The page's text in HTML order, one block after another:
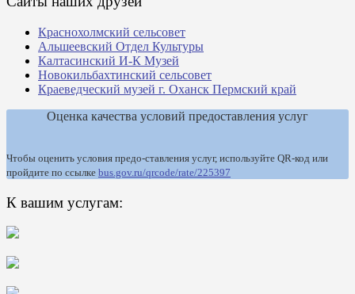
Краснохолмский сельсовет
Альшеевский Отдел Культуры
Калтасинский И-К Музей
Новокильбахтинский сельсовет
Краеведческий музей г. Оханск Пермский край
Оценка качества условий предоставления услуг
Чтобы оценить условия предо-ставления услуг, используйте QR-код или
пройдите по ссылке bus.gov.ru/qrcode/rate/225397
К вашим услугам: